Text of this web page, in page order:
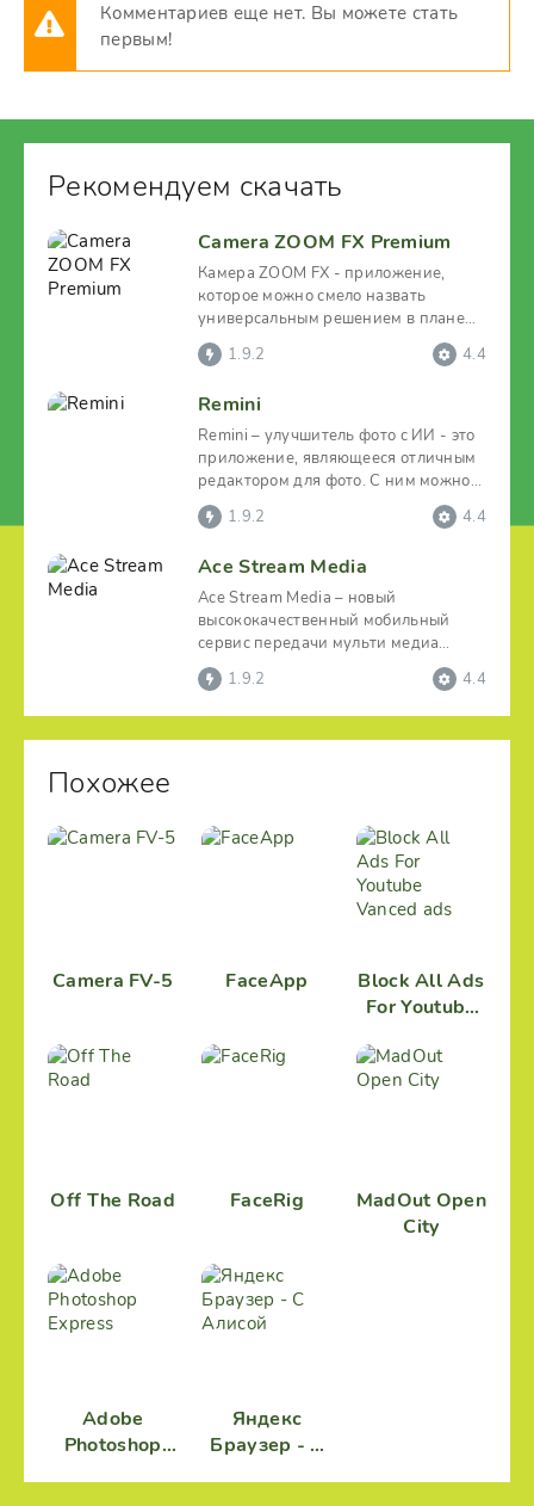
Комментариев еще нет. Вы можете стать
первым!
Рекомендуем скачать
Camera ZOOM FX Premium
Камера ZOOM FX - приложение,
которое можно смело назвать
универсальным решением в плане
расширения функционала
1.9.2 4.4
Remini
Remini – улучшитель фото с ИИ - это
приложение, являющееся отличным
редактором для фото. С ним можно
изменить исходный
1.9.2 4.4
Ace Stream Media
Ace Stream Media – новый
высококачественный мобильный
сервис передачи мульти медиа
потоков без выжидания их загрузки.
1.9.2 4.4
Похожее
Camera FV-5 FaceApp
Block All Ads
For Youtube
Off The Road FaceRig
MadOut Open
City
Adobe
Photoshop
Яндекс
Браузер - С